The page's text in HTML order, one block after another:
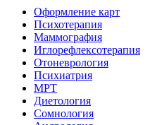
Оформление карт
Психотерапия
Маммография
Иглорефлексотерапия
Отоневрология
Психиатрия
МРТ
Диетология
Сомнология